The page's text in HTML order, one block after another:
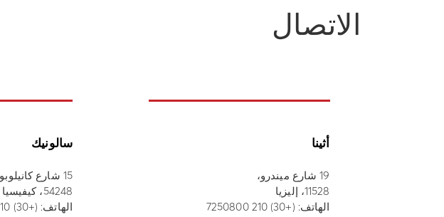
الاتصال
أثينا
19 شارع ميندرو،
11528، إليزيا
الهاتف: (+30) 210 7250800
سالونيك
15 شارع كانيلوبولا،
54248، كيفيسيا
الهاتف: (+30) 2310 455299